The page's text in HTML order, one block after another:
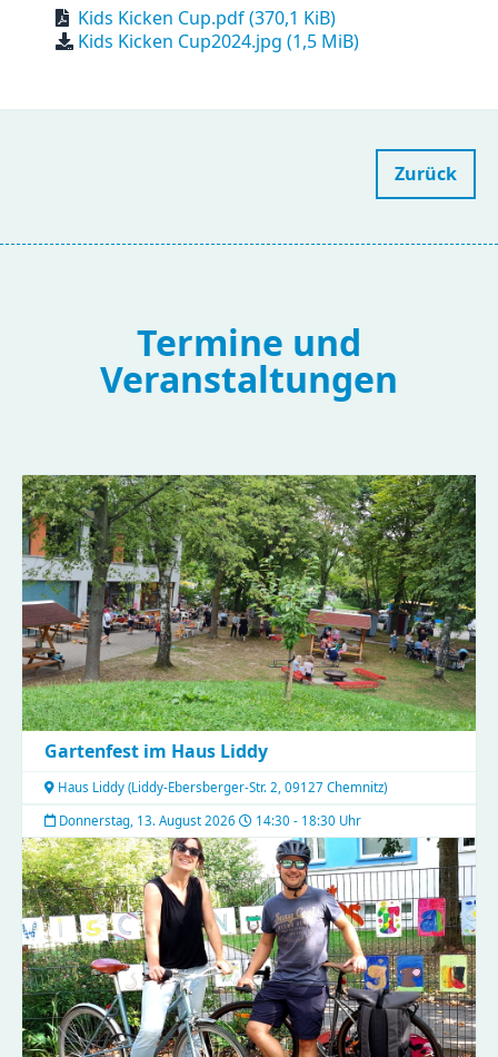
Kids Kicken Cup.pdf(370,1 KiB)
Kids Kicken Cup2024.jpg (1,5 MiB)
Zurück
Termine und
Veranstaltungen
Gartenfest im Haus Liddy
Haus Liddy (Liddy-Ebersberger-Str. 2, 09127 Chemnitz)
Donnerstag, 13. August 2026
14:30 - 18:30 Uhr